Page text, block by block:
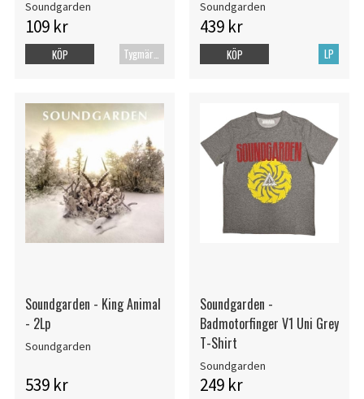
Soundgarden
109 kr
KÖP
Soundgarden
439 kr
LP
KÖP
Soundgarden - King Animal
- 2Lp
Soundgarden
539 kr
Soundgarden -
Badmotorfinger V1 Uni Grey
T-Shirt
Soundgarden
249 kr